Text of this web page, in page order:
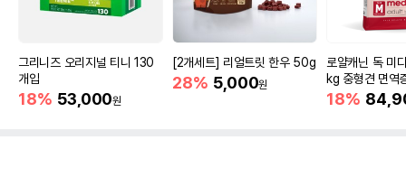
그리니즈 오리지널 티니 130
개입
18% 53,000원
[2개세트] 리얼트릿 한우 50g
28% 5,000원
로얄캐닌 독 미
kg 중형견 면역
18%